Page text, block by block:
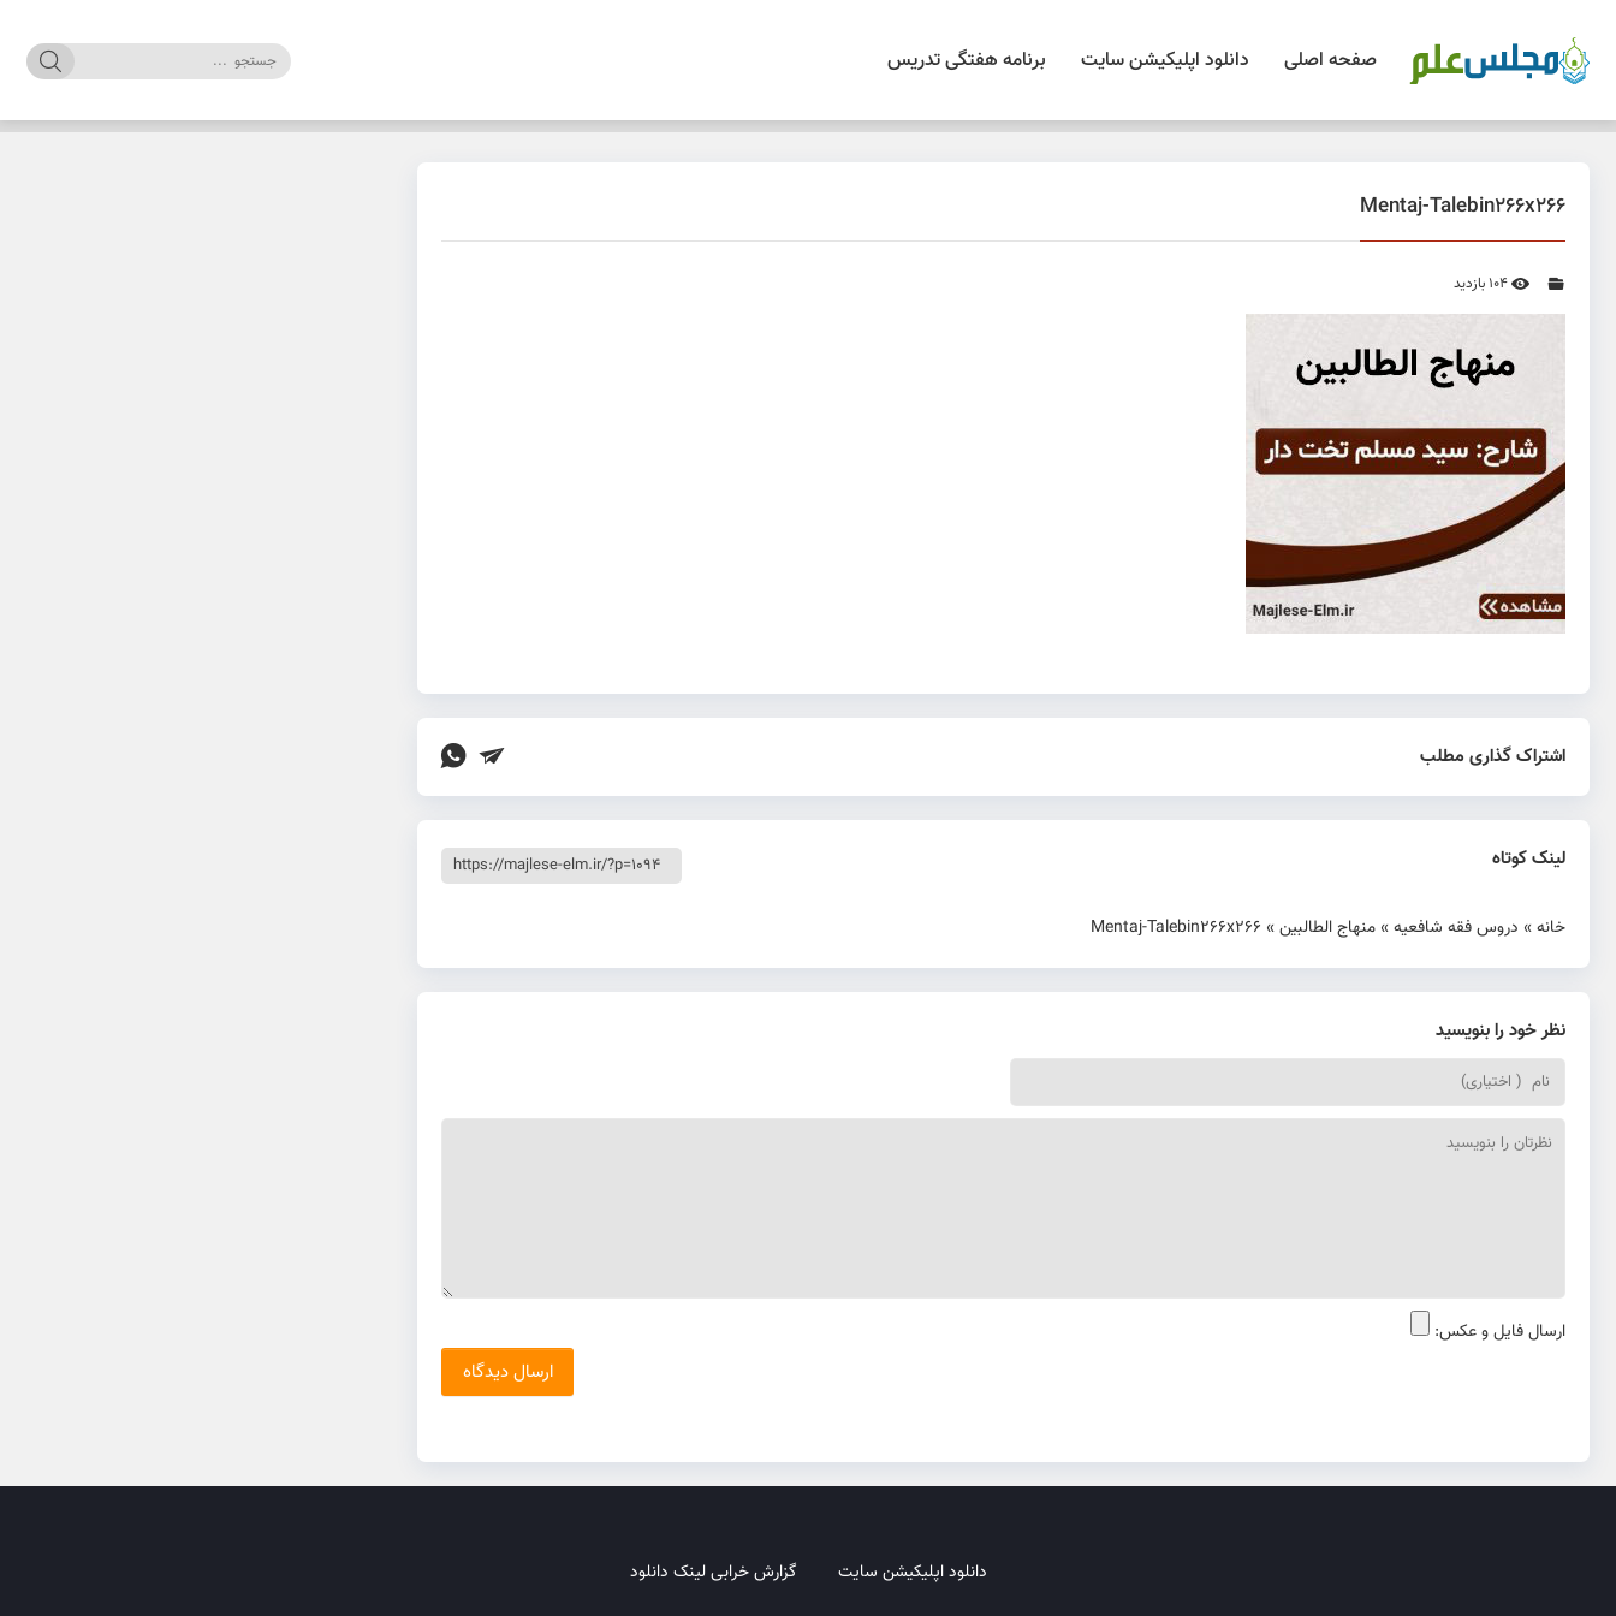
صفحه اصلی دانلود اپلیکیشن سایت برنامه هفتگی تدریس
Mentaj-Talebin266x266
اشتراک گذاری مطلب
لینک کوتاه
خانه» دروس فقه شافعیه» منهاج الطالبین»
Mentaj-Talebin266x266
نظر خود را بنویسید
ارسال فایل و عکس:
دانلود اپلیکیشن سایت گزارش خرابی لینک دانلود